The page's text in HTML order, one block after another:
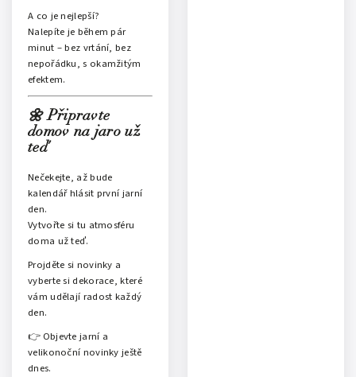
A co je nejlepší?
Nalepíte je během pár
minut – bez vrtání, bez
nepořádku, s okamžitým
efektem.
🌼 Připravte
domov na jaro už
teď
Nečekejte, až bude
kalendář hlásit první jarní
den.
Vytvořte si tu atmosféru
doma už teď.
Projděte si novinky a
vyberte si dekorace, které
vám udělají radost každý
den.
👉 Objevte jarní a
velikonoční novinky ještě
dnes.